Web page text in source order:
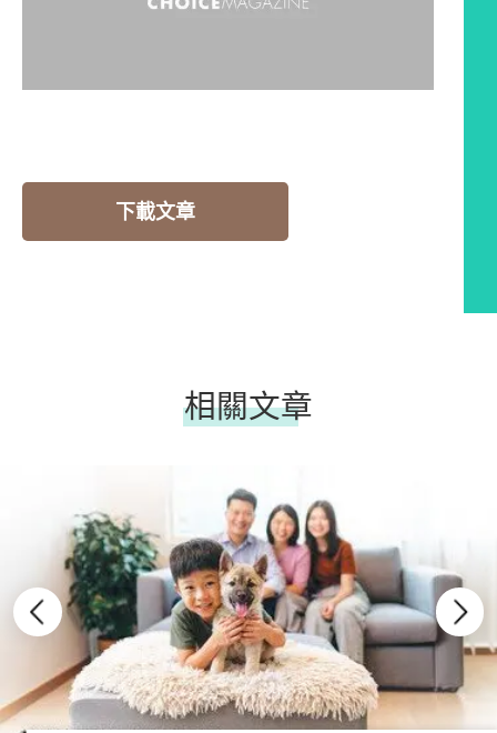
下載文章
相關文章